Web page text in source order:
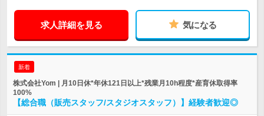
求人詳細を見る 気になる
新着
株式会社Yom | 月10日休*年休121日以上*残業月10h程度*産育休取得率
100%
【総合職（販売スタッフ/スタジオスタッフ）】経験者歓迎◎